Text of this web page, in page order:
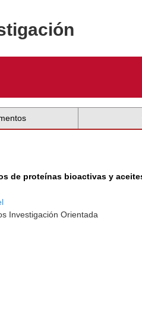
de proteínas bioactivas y
Investigación Orientada